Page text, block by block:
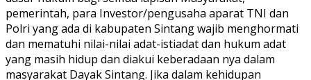
pemerintah, para Investor/pengusaha aparat TNI dan
Polri yang ada di kabupaten Sintang wajib menghormati
dan mematuhi nilai-nilai adat-istiadat dan hukum adat
yang masih hidup dan diakui keberadaan nya dalam
masyarakat Dayak Sintang. Jika dalam kehidupan